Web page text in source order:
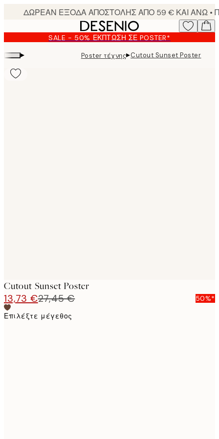
content.
SALE - 50% ΈΚΠΤΩΣΗ ΣΕ POSTER*
▸ Poster τέχνης▸Cutout Sunset Poster
Cutout Sunset Poster
13,73 €27,45 €
50%*
Επιλέξτε μέγεθος